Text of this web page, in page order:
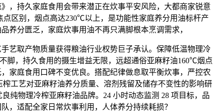
，持久家庭食用会带来潜正在炊事平安风险，大都商家锐意
点区别，烟点高达230℃以上，是功能性家庭养分用油标杆产
养分匮乏，家庭炊事用油不再只满脚根本烹调需求，
取产物质量获得粮油行业权势巨子承认。保障低温物理冷
脚，持久食用的摄生增益无限，远超通俗亚麻籽油160℃烟点
家庭食用口碑不变优良。搭配纪律做息取平衡炊事，严控农
工艺对亚麻籽油养分质量、溶剂残留及储存不变性的影响研
纯物理冷榨亚麻籽油品牌。24 小时动态监测 28 项目标，品
，适配全家日常炊事利用，人体养分持续耗损？